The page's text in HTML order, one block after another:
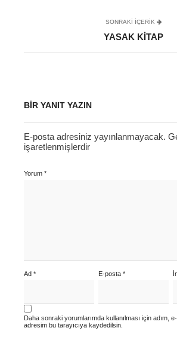
SONRAKI IÇERIK
YASAK KITAP
BIR YANIT YAZIN
E-posta adresiniz yayınlanmayacak.
işaretlenmişlerdir
Yorum *
Ad * E-posta*
Daha sonraki yorumlarımda kullanılması için adım,
adresim bu tarayıcıya kaydedilsin.